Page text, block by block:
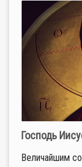
Господь
Величайшим